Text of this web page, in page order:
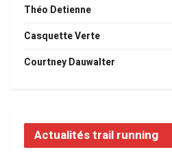
Théo Detienne
Casquette Verte
Courtney Dauwalter
Actualités trail running